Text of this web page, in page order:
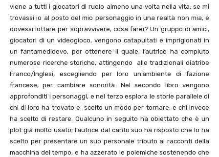
viene a tutti i giocatori di ruolo almeno una volta nella vita: se mi
trovassi io al posto del mio personaggio in una realtà non mia, e
dovessi lottare per sopravvivere, cosa farei? Un gruppo di amici,
giocatori di un videogioco, vengono catapultati e imprigionati in
un fantamedioevo, per ottenere il quale, l’autrice ha compiuto
numerose ricerche storiche, attingendo alle tradizionali diatribe
Franco/Inglesi, escegliendo per loro un’ambiente di fazione
francese, per cambiare sonorità. Nel secondo libro vengono
approfonditi i personaggi, e nel terzo esplora le storie parallele di
chi di loro ha trovato e scelto un modo per tornare, e chi invece
ha scelto di restare. Qualcuno in seguito ha obiettato che è un
plot già molto usato; l’autrice dal canto suo ha risposto che lo ha
scelto per presentare un suo personale tributo ai racconti della
macchina del tempo, e ha azzerato le polemiche sostenendo che